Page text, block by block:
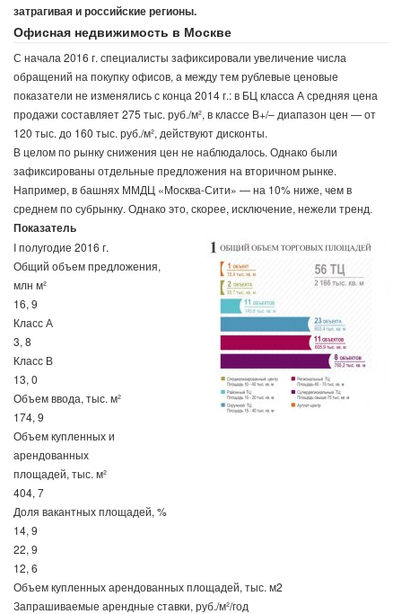
затрагивая и российские регионы.
Офисная недвижимость в Москве
С начала 2016 г. специалисты зафиксировали увеличение числа
обращений на покупку офисов, а между тем рублевые ценовые
показатели не изменялись с конца 2014 г.: в БЦ класса А средняя цена
продажи составляет 275 тыс. руб./м², в классе В+/– диапазон цен — от
120 тыс. до 160 тыс. руб./м², действуют дисконты.
В целом по рынку снижения цен не наблюдалось. Однако были
зафиксированы отдельные предложения на вторичном рынке.
Например, в башнях ММДЦ «Москва-Сити» — на 10% ниже, чем в
среднем по субрынку. Однако это, скорее, исключение, нежели тренд.
Показатель
I полугодие 2016 г.
Общий объем предложения,
млн м²
16, 9
Класс А
3, 8
Класс В
13, 0
Объем ввода, тыс. м²
174, 9
Объем купленных и
арендованных
площадей, тыс. м²
404, 7
Доля вакантных площадей, %
14, 9
22, 9
12, 6
Объем купленных арендованных площадей, тыс. м2
Запрашиваемые арендные ставки, руб./м²/год